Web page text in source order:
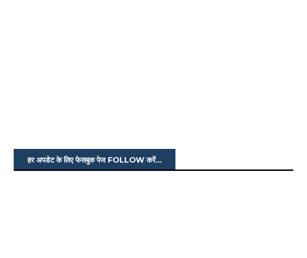
हर अपडेट के लिए फेसबुक पेज FOLLOW करें...